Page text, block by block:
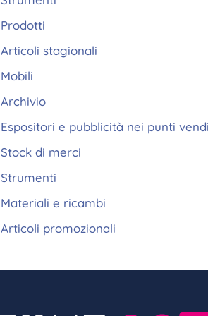
Prodotti
Articoli stagionali
Mobili
Archivio
Espositori e pubblicità nei punti
Stock di merci
Strumenti
Materiali e ricambi
Articoli promozionali